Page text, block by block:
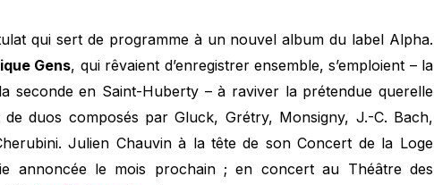
qui sert de programme à un nouvel album du label Alpha.
Gens, qui rêvaient d’enregistrer ensemble, s’emploient – la
seconde en Saint-Huberty – à raviver la prétendue querelle
duos composés par Gluck, Grétry, Monsigny, J.-C. Bach,
Julien Chauvin à la tête de son Concert de la Loge
annoncée le mois prochain ; en concert au Théâtre des